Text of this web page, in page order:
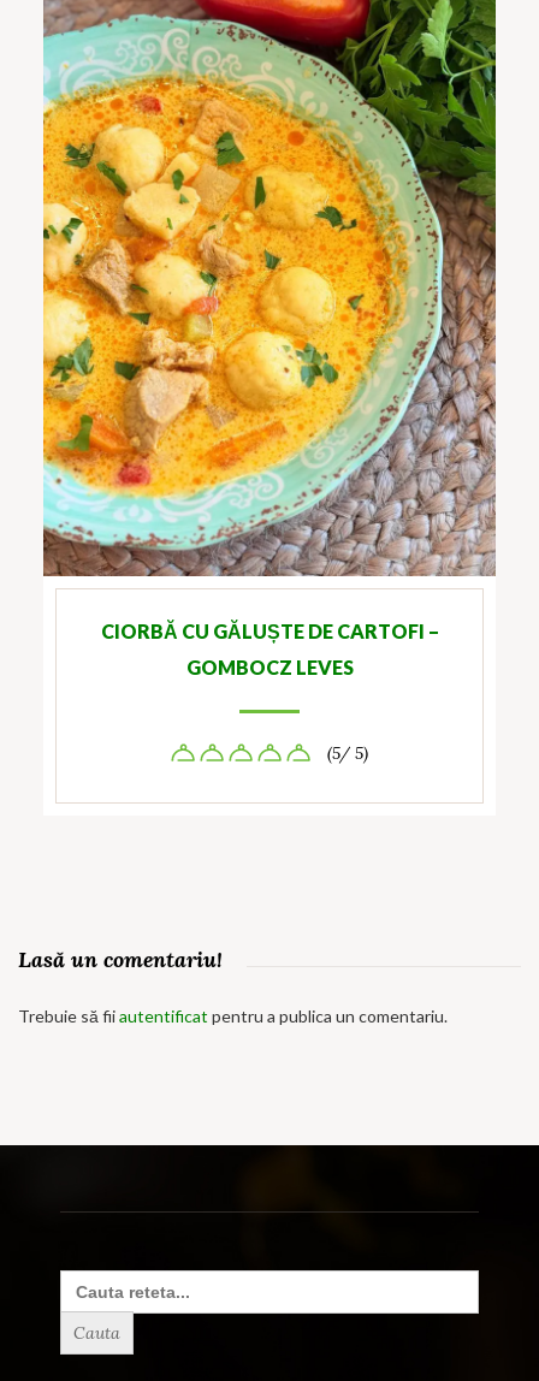
CIORBĂ CU GĂLUȘTE DE CARTOFI –
GOMBOCZ LEVES
(5/ 5)
Lasă un comentariu!
Trebuie să fiiautentificat pentru a publica un comentariu.
Search
for: